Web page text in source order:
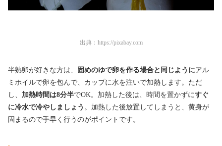
出典： https://pixabay.com
半熟卵が好きな方は、 固めのゆで卵を作る場合と同じようにアル
ミホイルで卵を包んで、カップに水を注いで加熱します。ただ
し、 加熱時間は8分半でOK。加熱した後は、時間を置かずにすぐ
に冷水で冷やしましょう 。加熱した後放置してしまうと、黄身が
固まるので手早く行うのがポイントです。